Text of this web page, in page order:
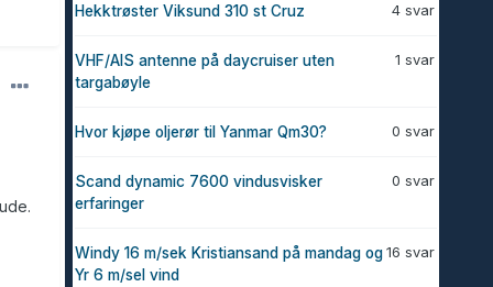
4 svar
Hekktrøster Viksund 310 st Cruz
1 svar
VHF/AIS antenne på daycruiser uten
targabøyle
0 svar
Hvor kjøpe oljerør til Yanmar Qm30?
0 svar
Scand dynamic 7600 vindusvisker
erfaringer
16 svar
Windy 16 m/sek Kristiansand på mandag og
Yr 6 m/sel vind